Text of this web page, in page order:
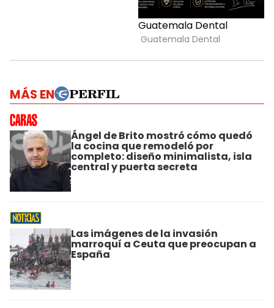
MÁS EN
Ángel de Brito mostró cómo quedó
la cocina que remodeló por
completo: diseño minimalista, isla
central y puerta secreta
Las imágenes de la invasión
marroquí a Ceuta que preocupan a
España